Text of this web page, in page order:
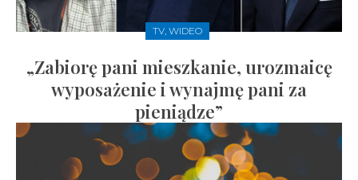
TV, WIDEO
„Zabiorę pani mieszkanie, urozmaicę
wyposażenie i wynajmę pani za
pieniądze”